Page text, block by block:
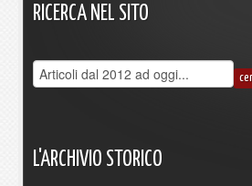
RICERCA NEL SITO
L'ARCHIVIO STORICO